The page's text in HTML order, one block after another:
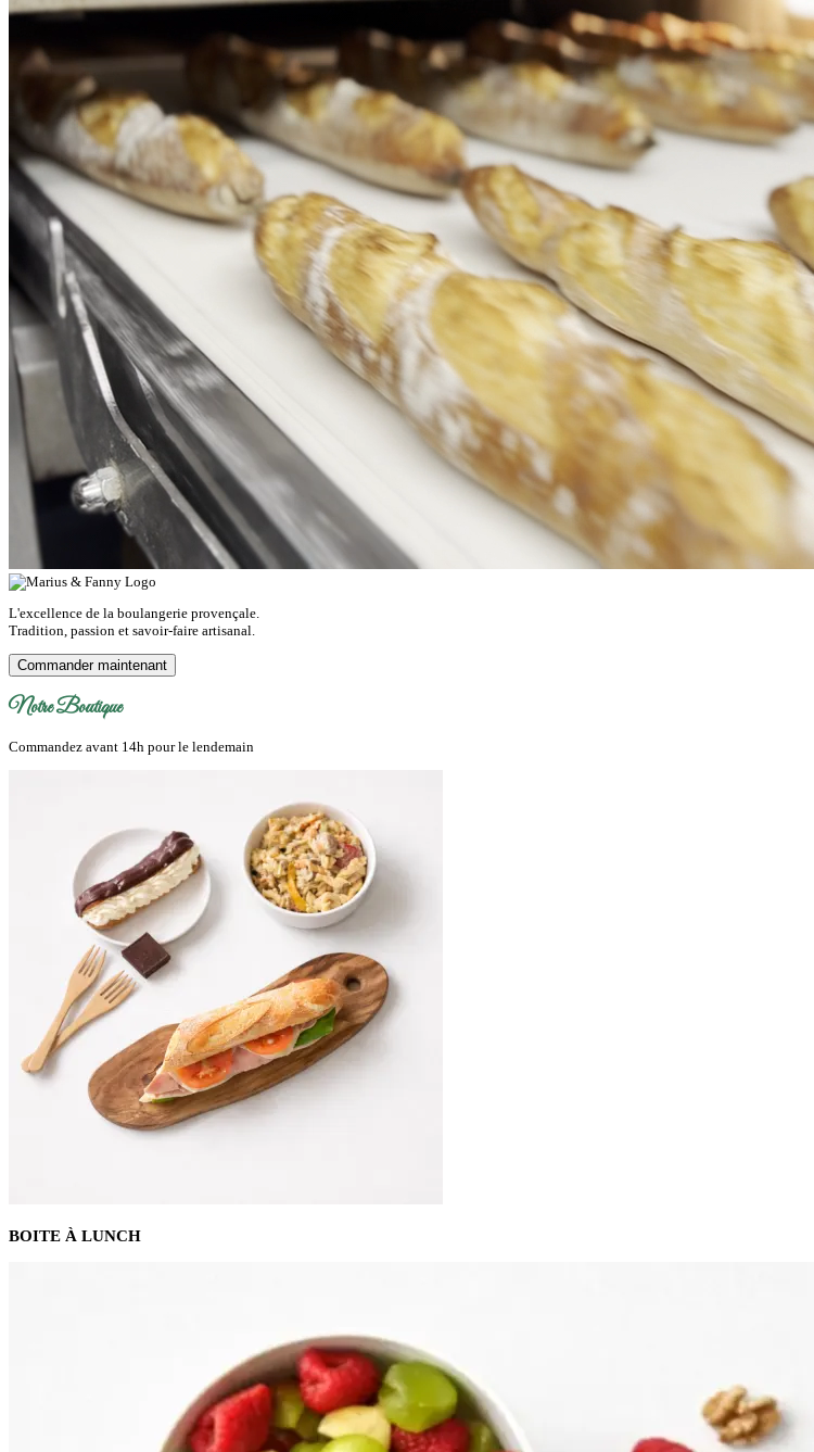
L'excellence de la boulangerie provençale.
Tradition, passion et savoir-faire artisanal.
Commander maintenant
Notre Boutique
Commandez avant 14h pour le lendemain
BOITE À LUNCH